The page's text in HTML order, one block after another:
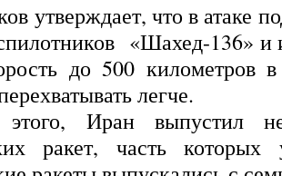
утверждает, что в атаке
«Шахед-136»
до 500
легче.
Иран выпустил
ракет, часть